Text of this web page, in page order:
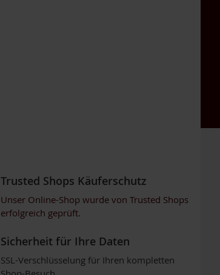
Trusted Shops Käuferschutz
Unser Online-Shop wurde von Trusted Shops
erfolgreich geprüft.
Sicherheit für Ihre Daten
SSL-Verschlüsselung für Ihren kompletten